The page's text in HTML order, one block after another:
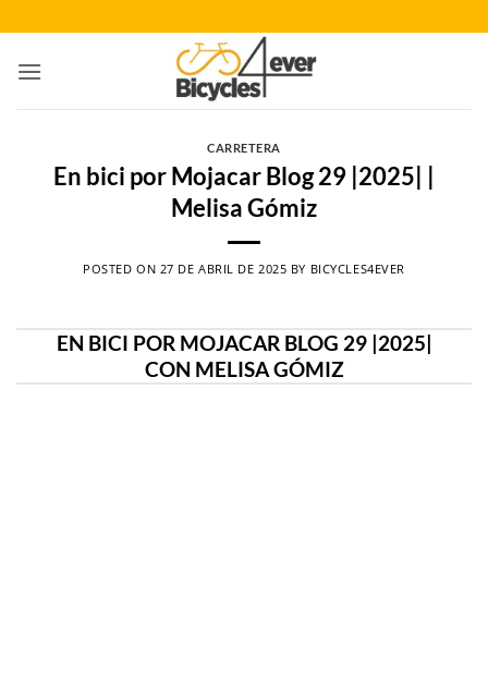
al
contenido
CARRETERA
En bici por Mojacar Blog 29 |2025| |
Melisa Gómiz
POSTED ON 27 DE ABRIL DE 2025 BY BICYCLES4EVER
EN BICI POR MOJACAR BLOG 29 |2025|
CON MELISA GÓMIZ